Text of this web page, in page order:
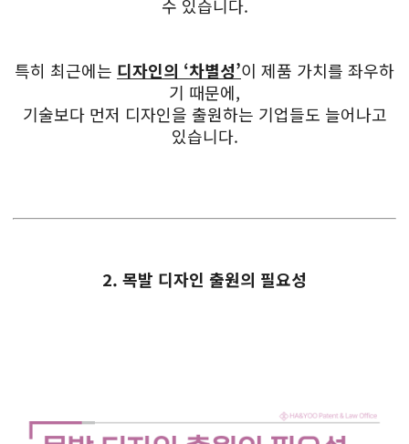
수 있습니다.
특히 최근에는 디자인의 ‘차별성’이 제품 가치를 좌우하
기 때문에,
기술보다 먼저 디자인을 출원하는 기업들도 늘어나고
있습니다.
2. 목발 디자인 출원의 필요성